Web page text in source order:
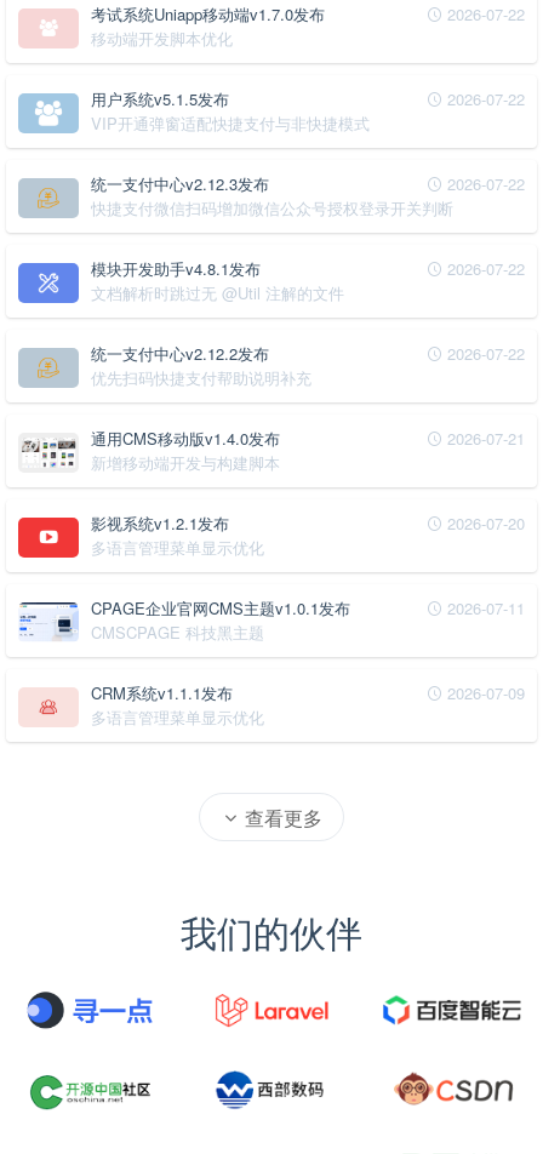
2026-07-22
考试系统Uniapp移动端v1.7.0发布
移动端开发脚本优化
2026-07-22
用户系统v5.1.5发布
VIP开通弹窗适配快捷支付与非快捷模式
2026-07-22
统一支付中心v2.12.3发布
快捷支付微信扫码增加微信公众号授权登录开关判断
2026-07-22
模块开发助手v4.8.1发布
文档解析时跳过无 @Util 注解的文件
2026-07-22
统一支付中心v2.12.2发布
优先扫码快捷支付帮助说明补充
2026-07-21
通用CMS移动版v1.4.0发布
新增移动端开发与构建脚本
2026-07-20
影视系统v1.2.1发布
多语言管理菜单显示优化
2026-07-11
CPAGE企业官网CMS主题v1.0.1发布
CMSCPAGE 科技黑主题
2026-07-09
CRM系统v1.1.1发布
多语言管理菜单显示优化
查看更多
我们的伙伴